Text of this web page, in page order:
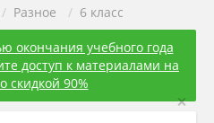
/ Разное / 6 класс
окончания учебного года
доступ к материалами на
скидкой 90%
×